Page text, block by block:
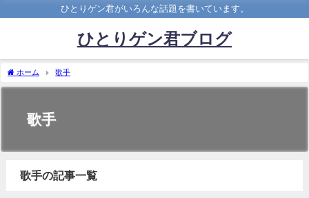
ひとりゲン君がいろんな話題を書いています。
ひとりゲン君ブログ
ホーム 歌手
歌手
歌手の記事一覧